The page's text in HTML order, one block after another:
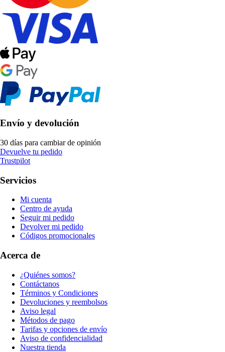
Envío y devolución
30 días para cambiar de opinión
Devuelve tu pedido
Trustpilot
Servicios
Mi cuenta
Centro de ayuda
Seguir mi pedido
Devolver mi pedido
Códigos promocionales
Acerca de
¿Quiénes somos?
Contáctanos
Términos y Condiciones
Devoluciones y reembolsos
Aviso legal
Métodos de pago
Tarifas y opciones de envío
Aviso de confidencialidad
Nuestra tienda